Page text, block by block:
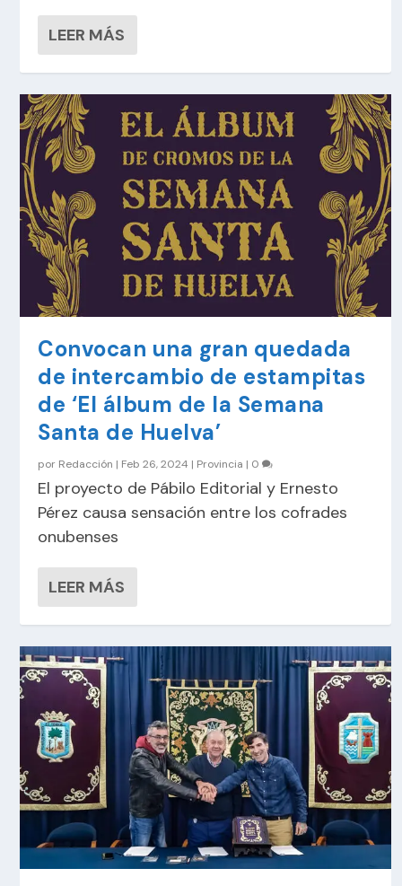
LEER MÁS
Convocan una gran quedada
de intercambio de estampitas
de ‘El álbum de la Semana
Santa de Huelva’
por Redacción | Feb 26, 2024 | Provincia | 0
El proyecto de Pábilo Editorial y Ernesto
Pérez causa sensación entre los cofrades
onubenses
LEER MÁS